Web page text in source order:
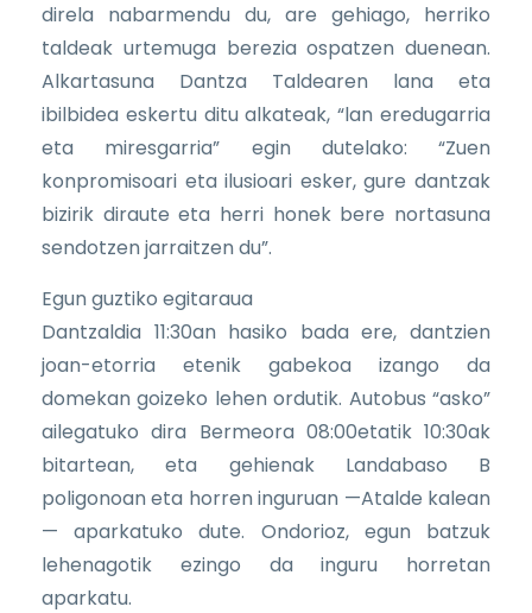
direla nabarmendu du, are gehiago, herriko
taldeak urtemuga berezia ospatzen duenean.
Alkartasuna Dantza Taldearen lana eta
ibilbidea eskertu ditu alkateak, “lan eredugarria
eta miresgarria” egin dutelako: “Zuen
konpromisoari eta ilusioari esker, gure dantzak
bizirik diraute eta herri honek bere nortasuna
sendotzen jarraitzen du”.
Egun guztiko egitaraua
Dantzaldia 11:30an hasiko bada ere, dantzien
joan-etorria etenik gabekoa izango da
domekan goizeko lehen ordutik. Autobus “asko”
ailegatuko dira Bermeora 08:00etatik 10:30ak
bitartean, eta gehienak Landabaso B
poligonoan eta horren inguruan —Atalde kalean
— aparkatuko dute. Ondorioz, egun batzuk
lehenagotik ezingo da inguru horretan
aparkatu.